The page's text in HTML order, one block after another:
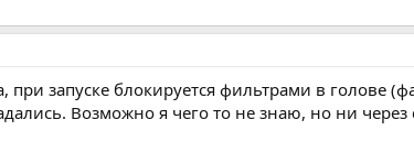
при запуске блокируется фильтрами в голове
Возможно я чего то не знаю, но ни через